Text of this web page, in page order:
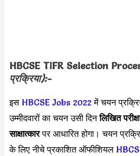
HBCSE TIFR Selection
प्रक्रिया):-
इस HBCSE Jobs 2022में चयन
उम्मीदवारों का चयन उसी दिनलिखित
साक्षात्कारपर आधारित होगा। चयन
के लिए नीचे प्रकाशित ऑफीशियल